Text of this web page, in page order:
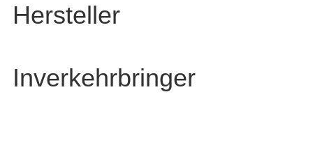
Hersteller
Inverkehrbringer